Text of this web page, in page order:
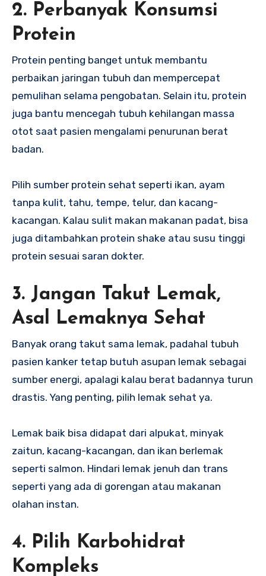
2. Perbanyak Konsumsi
Protein
Protein penting banget untuk membantu
perbaikan jaringan tubuh dan mempercepat
pemulihan selama pengobatan. Selain itu, protein
juga bantu mencegah tubuh kehilangan massa
otot saat pasien mengalami penurunan berat
badan.
Pilih sumber protein sehat seperti ikan, ayam
tanpa kulit, tahu, tempe, telur, dan kacang-
kacangan. Kalau sulit makan makanan padat, bisa
juga ditambahkan protein shake atau susu tinggi
protein sesuai saran dokter.
3. Jangan Takut Lemak,
Asal Lemaknya Sehat
Banyak orang takut sama lemak, padahal tubuh
pasien kanker tetap butuh asupan lemak sebagai
sumber energi, apalagi kalau berat badannya turun
drastis. Yang penting, pilih lemak sehat ya.
Lemak baik bisa didapat dari alpukat, minyak
zaitun, kacang-kacangan, dan ikan berlemak
seperti salmon. Hindari lemak jenuh dan trans
seperti yang ada di gorengan atau makanan
olahan instan.
4. Pilih Karbohidrat
Kompleks